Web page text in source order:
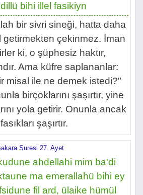
bihi illel fasikiyn
bir sivri sineği, hatta daha
getirmekten çekinmez. İman
ki, o şüphesiz haktır,
Ama küfre saplananlar:
misal ile ne demek istedi?"
birçoklarını şaşırtır, yine
yola getirir. Onunla ancak
şaşırtır.
Suresi 27. Ayet
ahdellahi mim ba'di
ma emerallahü bihi ey
fil ard, ülaike hümül